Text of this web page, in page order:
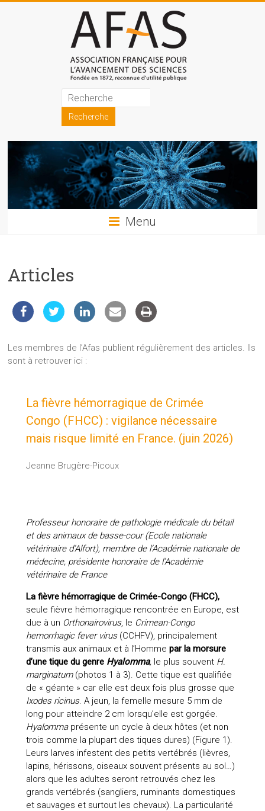
Association
française
pour
l'avancement
des
sciences
les
et
les
auprès
du
Menu
Articles
Les membres de l’Afas publient régulièrement des articles. Ils
sont à retrouver ici :
La fièvre hémorragique de Crimée
Congo (FHCC) : vigilance nécessaire
mais risque limité en France. (juin 2026)
Jeanne Brugère-Picoux
Professeur honoraire de pathologie médicale du bétail
et des animaux de basse-cour (Ecole nationale
vétérinaire d’Alfort), membre de l’Académie nationale de
médecine, présidente honoraire de l’Académie
vétérinaire de France
La fièvre hémorragique de Crimée-Congo (FHCC),
seule fièvre hémorragique rencontrée en Europe, est
due à un Orthonairovirus, le Crimean-Congo
hemorrhagic fever virus(CCHFV), principalement
transmis aux animaux et à l’Homme par la morsure
d’une tique du genre Hyalomma, le plus souventH.
marginatum (photos 1 à 3). Cette tique est qualifiée
de « géante » car elle est deux fois plus grosse que
Ixodes ricinus. A jeun, la femelle mesure 5 mm de
long pour atteindre 2 cm lorsqu’elle est gorgée.
Hyalommaprésente un cycle à deux hôtes (et non
trois comme la plupart des tiques dures) (Figure 1).
Leurs larves infestent des petits vertébrés (lièvres,
lapins, hérissons, oiseaux souvent présents au sol…)
alors que les adultes seront retrouvés chez les
grands vertébrés (sangliers, ruminants domestiques
et sauvages et surtout les chevaux). La particularité